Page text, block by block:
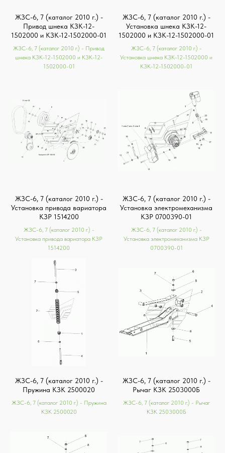
ЖЗС-6, 7 (каталог 2010 г.) -
Привод шнека КЗК-12-
1502000 и КЗК-12-1502000-01
ЖЗС-6, 7 (каталог 2010 г.) - Привод
шнека КЗК-12-1502000 и КЗК-12-
1502000-01
ЖЗС-6, 7 (каталог 2010 г.) -
Установка шнека КЗК-12-
1502000 и КЗК-12-1502000-01
ЖЗС-6, 7 (каталог 2010 г.) -
Установка шнека КЗК-12-1502000 и
КЗК-12-1502000-01
ЖЗС-6, 7 (каталог 2010 г.) -
Установка привода вариатора
КЗР 1514200
ЖЗС-6, 7 (каталог 2010 г.) -
Установка привода вариатора КЗР
1514200
ЖЗС-6, 7 (каталог 2010 г.) -
Установка электромеханизма
КЗР 0700390-01
ЖЗС-6, 7 (каталог 2010 г.) -
Установка электромеханизма КЗР
0700390-01
ЖЗС-6, 7 (каталог 2010 г.) -
Пружина КЗК 2500020
ЖЗС-6, 7 (каталог 2010 г.) - Пружина
КЗК 2500020
ЖЗС-6, 7 (каталог 2010 г.) -
Рычаг КЗК 2503000Б
ЖЗС-6, 7 (каталог 2010 г.) - Рычаг
КЗК 2503000Б